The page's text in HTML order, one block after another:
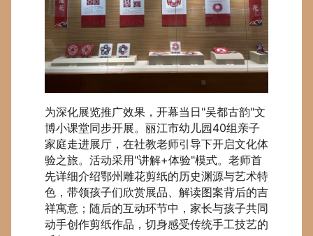
为深化展览推广效果，开幕当日"吴都古韵"文
博小课堂同步开展。丽江市幼儿园40组亲子
家庭走进展厅，在社教老师引导下开启文化体
验之旅。活动采用"讲解+体验"模式。老师首
先详细介绍鄂州雕花剪纸的历史渊源与艺术特
色，带领孩子们欣赏展品、解读图案背后的吉
祥寓意；随后的互动环节中，家长与孩子共同
动手创作剪纸作品，切身感受传统手工技艺的